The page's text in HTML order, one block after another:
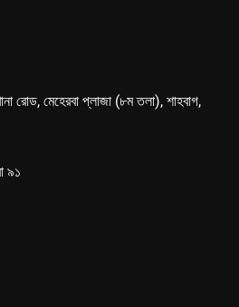
রোড, মেহেরবা প্লাজা (৮ম তলা), শাহবাগ,
৯১